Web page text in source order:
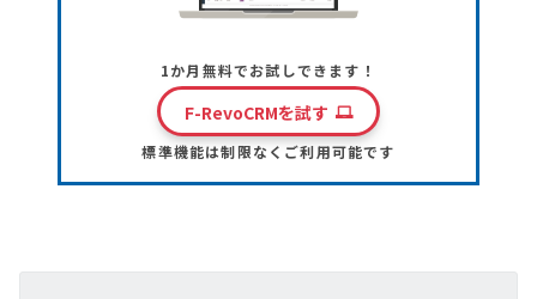
1か月無料でお試しできます！
F-RevoCRMを試す
標準機能は制限なくご利用可能です